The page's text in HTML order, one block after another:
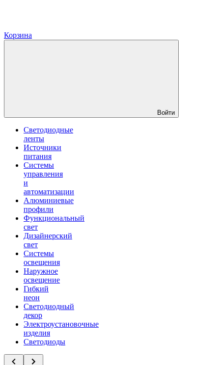
Корзина
Войти
Светодиодные
ленты
Источники
питания
Системы
управления
и
автоматизации
Алюминиевые
профили
Функциональный
свет
Дизайнерский
свет
Системы
освещения
Наружное
освещение
Гибкий
неон
Светодиодный
декор
Электроустановочные
изделия
Светодиоды